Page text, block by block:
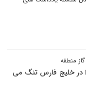
منطقه
در خلیج فارس تنگ می